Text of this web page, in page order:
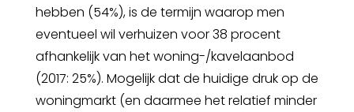
hebben (54%), is de termijn waarop men
eventueel wil verhuizen voor 38 procent
afhankelijk van het woning-/kavelaanbod
(2017: 25%). Mogelijk dat de huidige druk op de
woningmarkt (en daarmee het relatief minder